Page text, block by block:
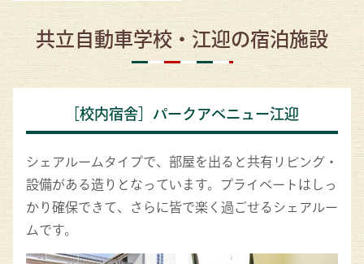
共立自動車学校・江迎の宿泊施設
［校内宿舎］パークアベニュー江迎
シェアルームタイプで、部屋を出ると共有リビング・
設備がある造りとなっています。プライベートはしっ
かり確保できて、さらに皆で楽く過ごせるシェアルー
ムです。